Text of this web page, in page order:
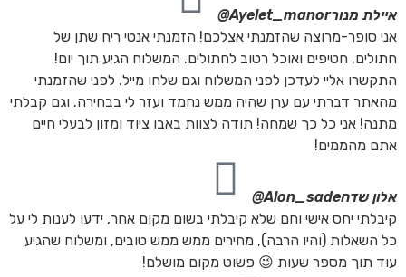
איילת מנורAyelet_manor@
אני סופר-מרוצה שהזמנתי אצלכם! הזמנתי אנטי ריח שתן של
חתולים, חטיפים ואוכל רטוב לחתולים. המשלוח הגיע תוך יום!
התקשרו אליי לעדכן לפני המשלוח וגם שלחו מייל. לפני שהזמנתי
מהאתר דברתי עם ערן שהיה ממש נחמד ועזר לי בבחירה. וגם קבלתי
מתנה! אני כל כך שמחה! תודה לצוות באבו ציוד ומזון לבעלי חיים
אתם מהממים!
אלון שדהAlon_sade@
קיבלתי יחס אישי וחם שלא קיבלתי בשום מקום אחר, ידעו לענות לי על
כל השאלות (והיו הרבה), מחירים ממש ממש טובים, ומשלוח שהגיע
עוד תוך מספר שעות 😉 פשוט מקום מושלם!